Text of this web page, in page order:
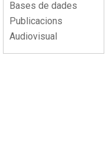
Bases de dades
Publicacions
Audiovisual